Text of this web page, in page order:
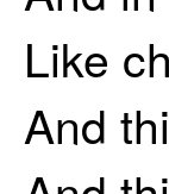
Like
And